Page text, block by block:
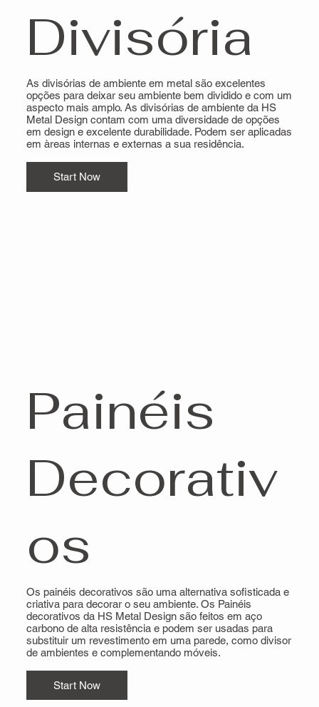
Divisória
As divisórias de ambiente em metal são excelentes
opções para deixar seu ambiente bem dividido e com um
aspecto mais amplo. As divisórias de ambiente da HS
Metal Design contam com uma diversidade de opções
em design e excelente durabilidade. Podem ser aplicadas
em àreas internas e externas a sua residência.
Start Now
Painéis
Decorativ
os
Os painéis decorativos são uma alternativa sofisticada e
criativa para decorar o seu ambiente. Os Painéis
decorativos da HS Metal Design são feitos em aço
carbono de alta resistência e podem ser usadas para
substituir um revestimento em uma parede, como divisor
de ambientes e complementando móveis.
Start Now